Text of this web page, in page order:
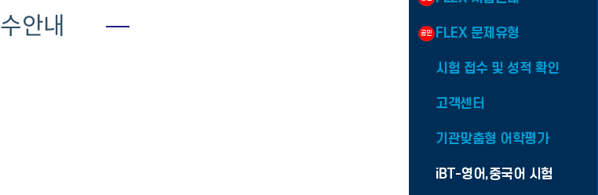
FLEX 문제유형
시험 접수 및 성적 확인
고객센터
기관맞춤형 어학평가
iBT-영어,중국어 시험
안내